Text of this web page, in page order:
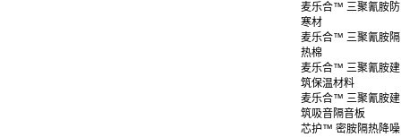
麦乐合™ 三聚氰胺防
寒材
麦乐合™ 三聚氰胺隔
热棉
麦乐合™ 三聚氰胺建
筑保温材料
麦乐合™ 三聚氰胺建
筑吸音隔音板
芯护™ 密胺隔热降噪